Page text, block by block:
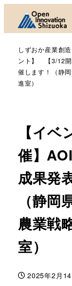
しずおか産業創
ント】 【3/12開
催します！（静
進室）
【イ
催】
成果発
（静
農業戦
室）
投稿日
2025年2月14